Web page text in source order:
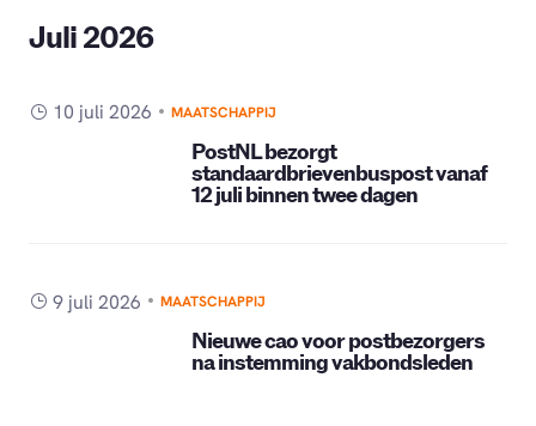
Juli 2026
10 juli 2026 MAATSCHAPPIJ
PostNL bezorgt
standaardbrievenbuspost vanaf
12 juli binnen twee dagen
9 juli 2026 MAATSCHAPPIJ
Nieuwe cao voor postbezorgers
na instemming vakbondsleden